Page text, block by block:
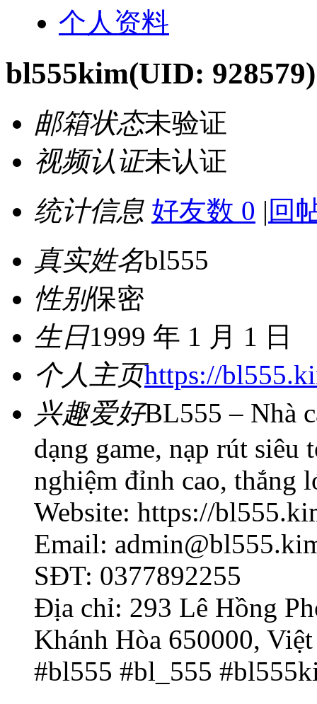
个人资料
bl555kim(UID: 928579)
邮箱状态未验证
视频认证未认证
统计信息 好友数 0 | 回
真实姓名bl555
性别保密
生日1999 年 1 月 1 日
个人主页https://
兴趣爱好BL555 – Nhà
dạng game, nạp rút siêu
nghiệm đỉnh cao, thắng
Website: https://
Email:
SĐT: 0377892255
Địa chỉ: 293 Lê Hồng
Khánh Hòa 650000,
#bl555 #bl_555